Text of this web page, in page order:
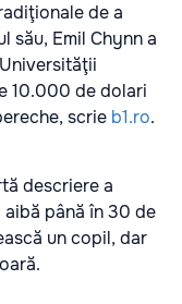
de a
său, Emil Chynn a
10.000 de dolari
scrie b1.ro.
descriere a
până în 30 de
un copil, dar